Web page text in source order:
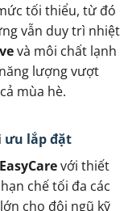
tối thiểu, từ đó
vẫn duy trì nhiệt
và môi chất lạnh
lượng vượt
mùa hè.
ưu lắp đặt
EasyCarevới thiết
chế tối đa các
cho đội ngũ kỹ